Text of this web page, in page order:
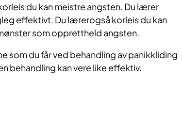
du kan meistre angsten. Du lærer
effektivt. Du lærerogså korleis du kan
som opprettheld angsten.
som du får ved behandling av panikkliding
behandling kan vere like effektiv.